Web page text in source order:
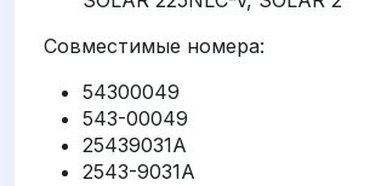
Совместимые номера:
54300049
543-00049
25439031A
2543-9031A